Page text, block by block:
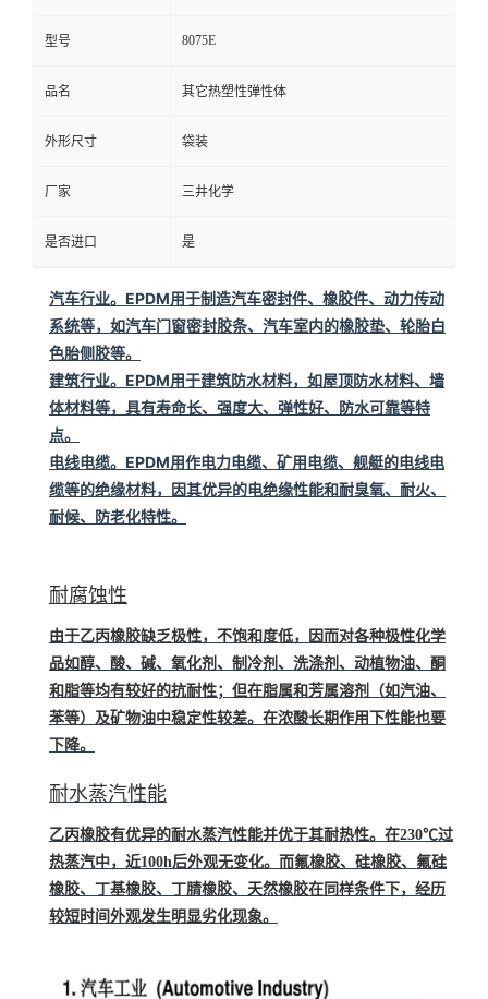
型号 8075E
品名 其它热塑性弹性体
外形尺寸 袋装
厂家 三井化学
是否进口 是
汽车行业。EPDM用于制造汽车密封件、橡胶件、动力传动
系统等，如汽车门窗密封胶条、汽车室内的橡胶垫、轮胎白
色胎侧胶等。
建筑行业。EPDM用于建筑防水材料，如屋顶防水材料、墙
体材料等，具有寿命长、强度大、弹性好、防水可靠等特
点。
电线电缆。EPDM用作电力电缆、矿用电缆、舰艇的电线电
缆等的绝缘材料，因其优异的电绝缘性能和耐臭氧、耐火、
耐候、防老化特性。
耐腐蚀性
由于乙丙橡胶缺乏极性，不饱和度低，因而对各种极性化学
品如醇、酸、碱、 氧化剂 、制冷剂、洗涤剂、动植物油、酮
和脂等均有较好的抗耐性；但在脂属和芳属溶剂
（如汽油、
苯等）及矿物油中稳定性较差。在浓酸长期作用下性能也要
下降。
耐水蒸汽性能
乙丙橡胶有优异的耐水蒸汽性能并优于其耐热性。在230℃过
热蒸汽中，近100h后外观无变化。而氟橡胶、硅橡胶、 氟硅
橡胶、 丁基橡胶、 丁腈橡胶、天然橡胶在同样条件下，经历
较短时间外观发生明显劣化现象。